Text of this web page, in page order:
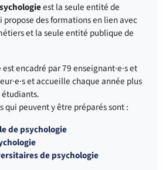
est la seule entité de
propose des formations en lien avec
et la seule entité publique de
encadré par 79 enseignant·e·s et
et accueille chaque année plus
qui peuvent y être préparés sont :
de psychologie
de psychologie